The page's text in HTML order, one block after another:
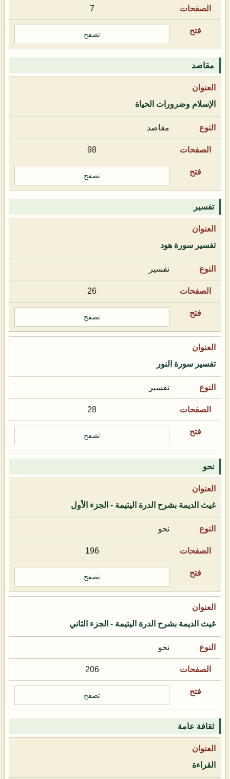
7
تصفح
مقاصد
الإسلام وضرورات الحياة
مقاصد
98
تصفح
تفسير
تفسير سورة هود
تفسير
26
تصفح
تفسير سورة النور
تفسير
28
تصفح
نحو
غيث الديمة بشرح الدرة اليتيمة - الجزء الأول
نحو
196
تصفح
غيث الديمة بشرح الدرة اليتيمة - الجزء الثاني
نحو
206
تصفح
ثقافة عامة
القراءة